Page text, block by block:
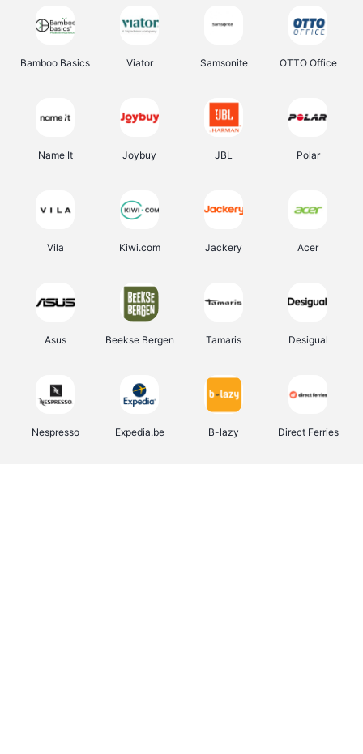
Bamboo Basics Viator Samsonite OTTO Office
Name It Joybuy JBL Polar
Vila Kiwi.com Jackery Acer
Asus Beekse Bergen Tamaris Desigual
Nespresso Expedia.be B-lazy Direct Ferries